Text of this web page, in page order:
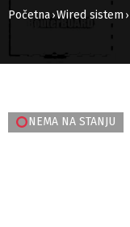
Početna ›Wired sistem ›
NEMA NA STANJU